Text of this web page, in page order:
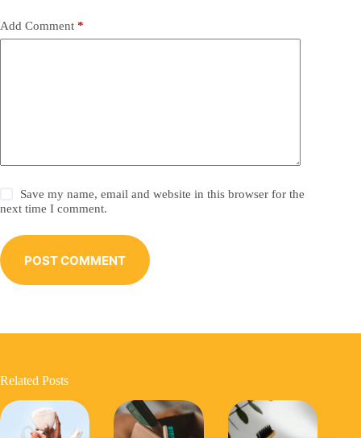
Add Comment *
Save my name, email and website in this browser for the
next time I comment.
POST COMMENT
Related Posts